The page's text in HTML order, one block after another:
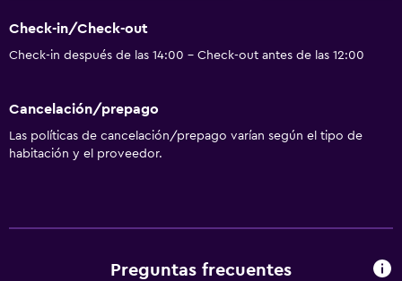
Copas
Tetera eléctrica
Menús para dietas especiales (bajo petición)
Restaurante
Desayuno en la habitación
Check-in/Check-out
Check-in después de las 14:00 - Check-out antes de las 12:00
Cancelación/prepago
Las políticas de cancelación/prepago varían según el tipo de
habitación y el proveedor.
Preguntas frecuentes